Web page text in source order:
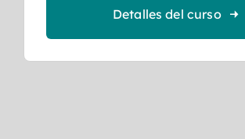
Detalles del curso